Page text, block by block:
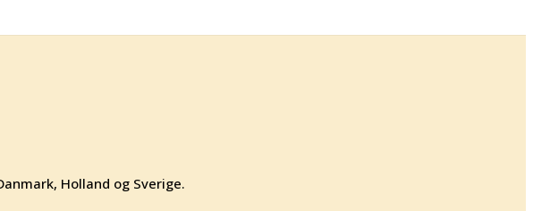
Holland og Sverige.